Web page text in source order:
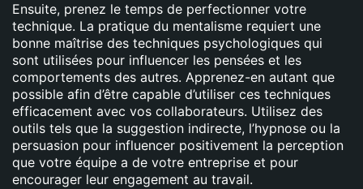
Ensuite, prenez le temps de perfectionner votre
technique. La pratique du mentalisme requiert une
bonne maîtrise des techniques psychologiques qui
sont utilisées pour influencer les pensées et les
comportements des autres. Apprenez-en autant que
possible afin d’être capable d’utiliser ces techniques
efficacement avec vos collaborateurs. Utilisez des
outils tels que la suggestion indirecte, l’hypnose ou la
persuasion pour influencer positivement la perception
que votre équipe a de votre entreprise et pour
encourager leur engagement au travail.